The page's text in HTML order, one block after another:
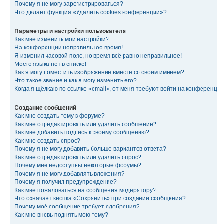
Почему я не могу зарегистрироваться?
Что делает функция «Удалить cookies конференции»?
Параметры и настройки пользователя
Как мне изменить мои настройки?
На конференции неправильное время!
Я изменил часовой пояс, но время всё равно неправильное!
Моего языка нет в списке!
Как я могу поместить изображение вместе со своим именем?
Что такое звание и как я могу изменить его?
Когда я щёлкаю по ссылке «email», от меня требуют войти на
Создание сообщений
Как мне создать тему в форуме?
Как мне отредактировать или удалить сообщение?
Как мне добавить подпись к своему сообщению?
Как мне создать опрос?
Почему я не могу добавить больше вариантов ответа?
Как мне отредактировать или удалить опрос?
Почему мне недоступны некоторые форумы?
Почему я не могу добавлять вложения?
Почему я получил предупреждение?
Как мне пожаловаться на сообщения модератору?
Что означает кнопка «Сохранить» при создании сообщения?
Почему моё сообщение требует одобрения?
Как мне вновь поднять мою тему?